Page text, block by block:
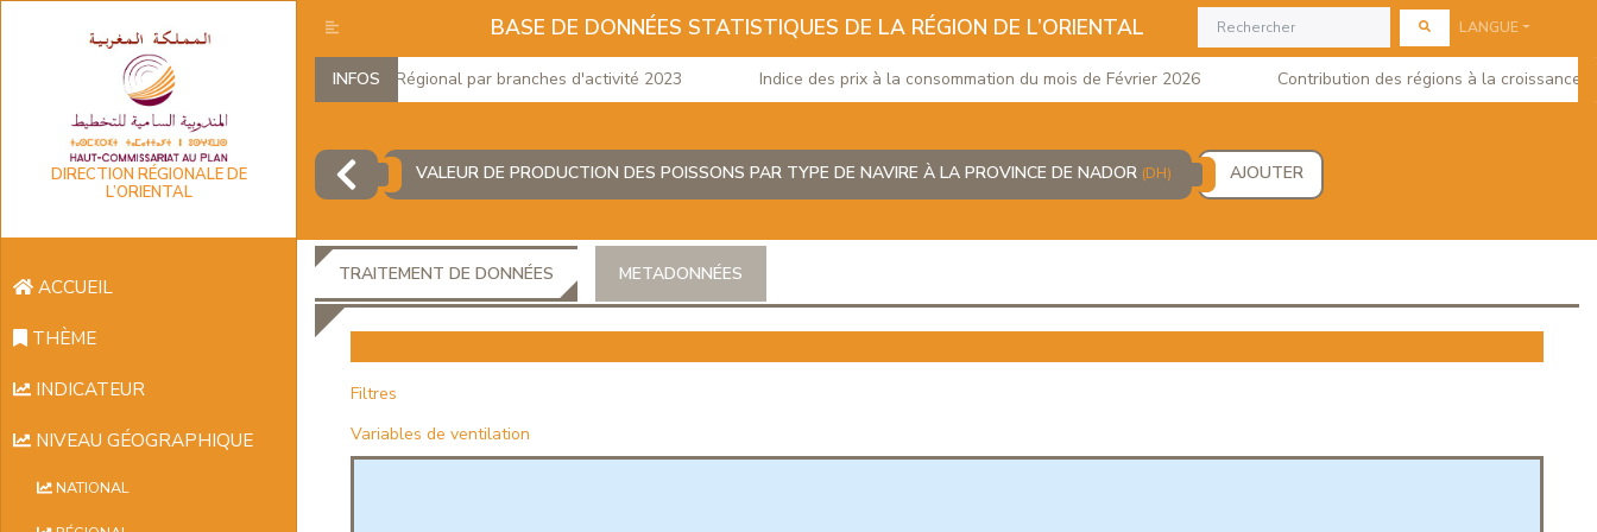
DIRECTION RÉGIONALE DE
L’ORIENTAL
ACCUEIL
THÈME
INDICATEUR
NIVEAU GÉOGRAPHIQUE
NATIONAL
BASE DE DONNÉES STATISTIQUES DE LA RÉGION DE L’ORIENTAL LANGUE
INFOS
Produit Intérieur Brut Régional par branches d'activité 2023 Indice des prix à la consommation du mois de Février 2026 Contribution des régions à la croissance du
VALEUR DE PRODUCTION DES POISSONS PAR TYPE DE NAVIRE À LA PROVINCE DE NADOR (DH) AJOUTER
TRAITEMENT DE DONNÉES METADONNÉES
Filtres
Variables de ventilation